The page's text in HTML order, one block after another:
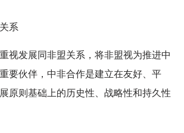
系
视发展同非盟关系，将非盟视为推进中
要伙伴，中非合作是建立在友好、平
原则基础上的历史性、战略性和持久性